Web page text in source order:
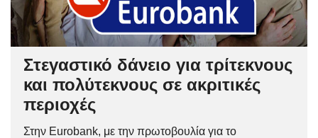
Στεγαστικό δάνειο για τρίτεκνους
και πολύτεκνους σε ακριτικές
περιοχές
Στην Eurobank, με την πρωτοβουλία για το